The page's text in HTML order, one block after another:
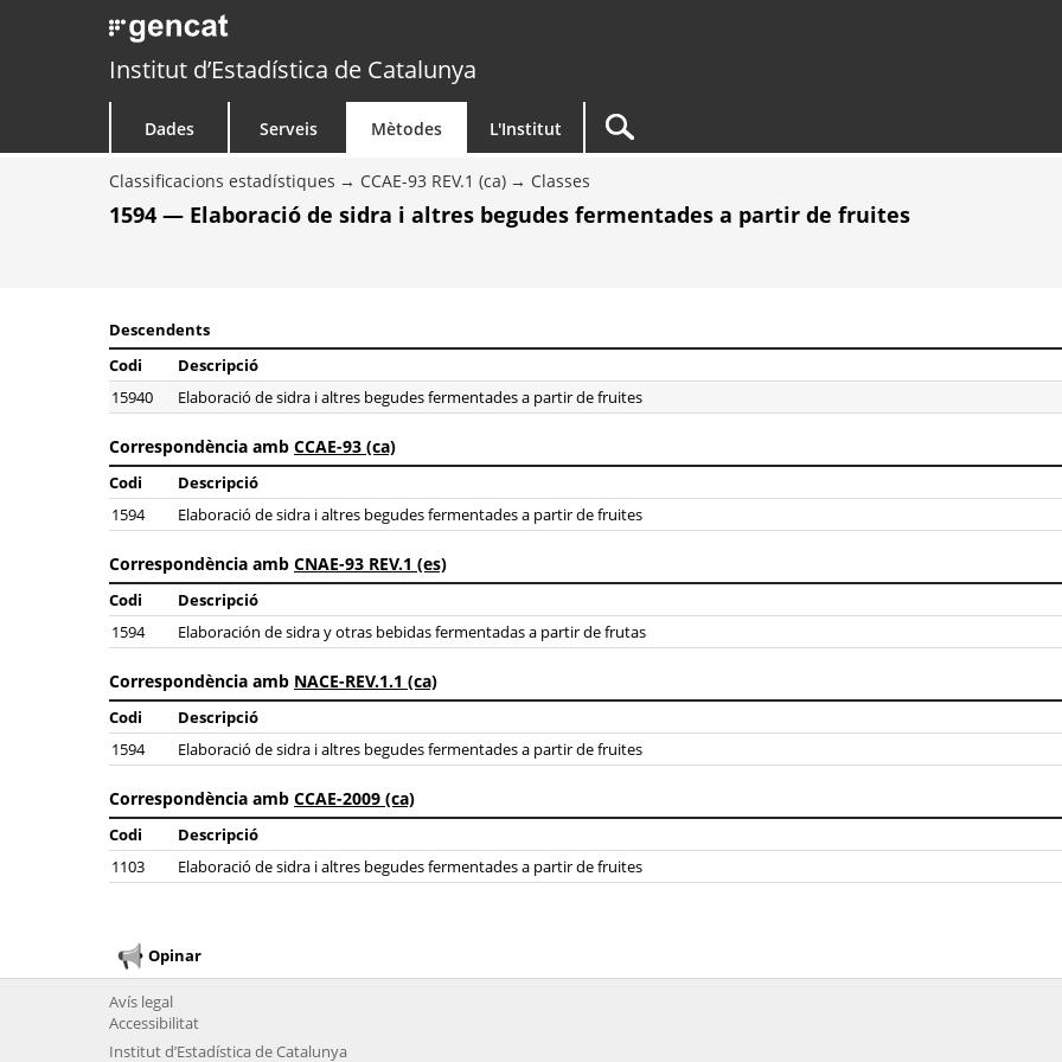
Institut d’Estadística de Catalunya
Dades Serveis Mètodes L'Institut
Classificacions estadístiques CCAE-93 REV.1 (ca) Classes
1594 — Elaboració de sidra i altres begudes fermentades a partir de fruites
Descendents
Codi
Descripció
15940
Elaboració de sidra i altres begudes fermentades a partir de fruites
Correspondència amb CCAE-93 (ca)
Codi
Descripció
1594
Elaboració de sidra i altres begudes fermentades a partir de fruites
Correspondència amb CNAE-93 REV.1 (es)
Codi
Descripció
1594
Elaboración de sidra y otras bebidas fermentadas a partir de frutas
Correspondència amb NACE-REV.1.1 (ca)
Codi
Descripció
1594
Elaboració de sidra i altres begudes fermentades a partir de fruites
Correspondència amb CCAE-2009 (ca)
Codi
Descripció
1103
Elaboració de sidra i altres begudes fermentades a partir de fruites
Opinar
Avís legal
Accessibilitat
Institut d’Estadística de Catalunya